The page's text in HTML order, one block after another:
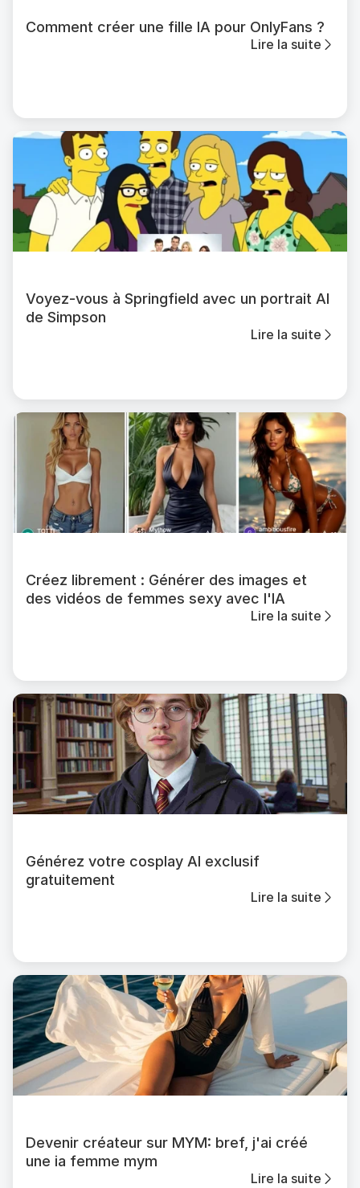
Comment créer une fille IA pour OnlyFans ?
Lire la suite
Voyez-vous à Springfield avec un portrait AI
de Simpson
Lire la suite
Créez librement : Générer des images et
des vidéos de femmes sexy avec l'IA
Lire la suite
Générez votre cosplay AI exclusif
gratuitement
Lire la suite
Devenir créateur sur MYM: bref, j'ai créé
une ia femme mym
Lire la suite